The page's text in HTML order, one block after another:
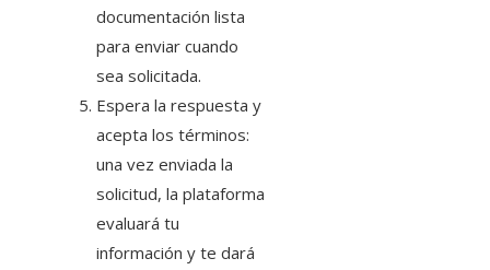
documentación lista
para enviar cuando
sea solicitada.
Espera la respuesta y
acepta los términos:
una vez enviada la
solicitud, la plataforma
evaluará tu
información y te dará